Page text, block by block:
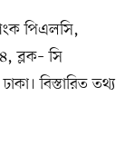
পিএলসি,
ব্লক– সি
বিস্তারিত তথ্য